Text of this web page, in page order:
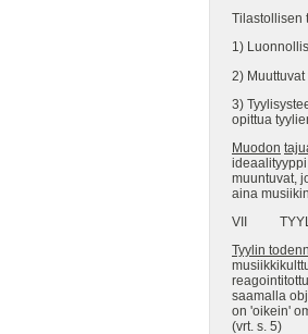
Tilastollisen
1)
2)
3)
opittua
Muodon
muuntuvat,
aina
VII TYYLI
Tyylin
saamalla
on 'oikein'
(vrt. s. 5)